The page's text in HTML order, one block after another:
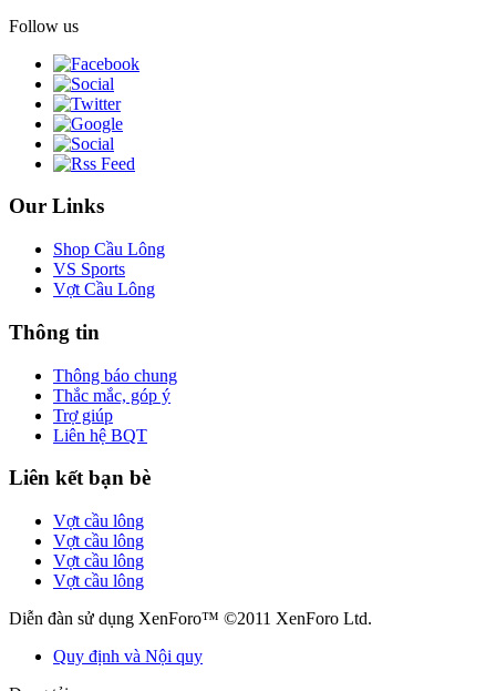
Follow us
Our Links
Shop Cầu Lông
VS Sports
Vợt Cầu Lông
Thông tin
Thông báo chung
Thắc mắc, góp ý
Trợ giúp
Liên hệ BQT
Liên kết bạn bè
Vợt cầu lông
Vợt cầu lông
Vợt cầu lông
Vợt cầu lông
Diễn đàn sử dụng XenForo™ ©2011 XenForo Ltd.
Quy định và Nội quy